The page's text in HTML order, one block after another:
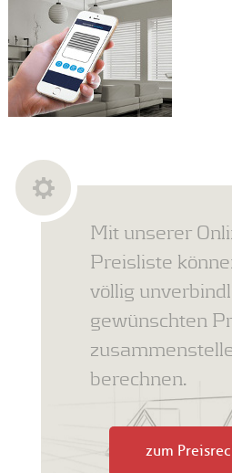
Mit unserer
Preisliste
völlig
gewünschten
berechnen.
zum